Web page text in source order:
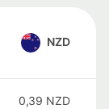
NZD
0,39 NZD